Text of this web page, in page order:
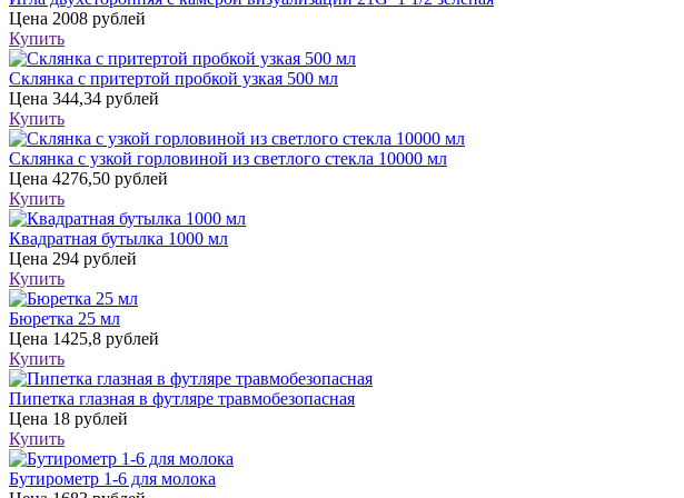
Цена 2008 рублей
Купить
Склянка с притертой пробкой узкая 500 мл
Цена 344,34 рублей
Купить
Склянка с узкой горловиной из светлого стекла 10000 мл
Цена 4276,50 рублей
Купить
Квадратная бутылка 1000 мл
Цена 294 рублей
Купить
Бюретка 25 мл
Цена 1425,8 рублей
Купить
Пипетка глазная в футляре травмобезопасная
Цена 18 рублей
Купить
Бутирометр 1-6 для молока